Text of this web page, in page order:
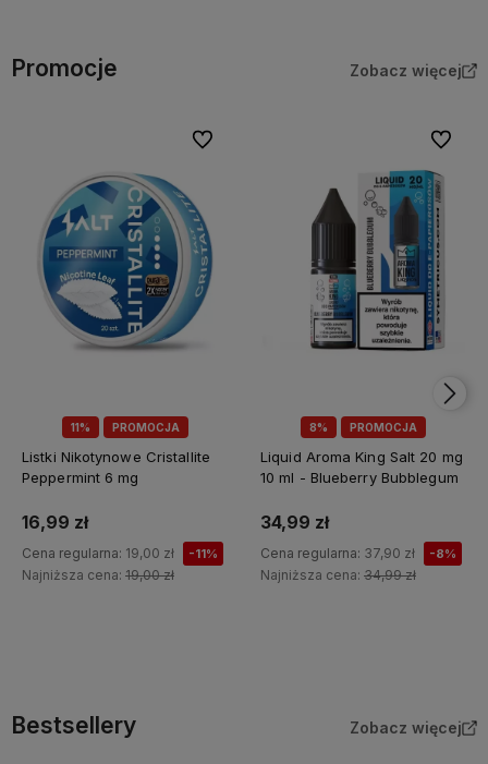
Promocje Zobacz więcej
11% PROMOCJA
Listki Nikotynowe Cristallite
Peppermint 6 mg
16,99 zł
Cena regularna: 19,00 zł -11%
Najniższa cena: 19,00 zł
Do ulubionych
8% PROMOCJA
Liquid Aroma King Salt 20 mg
10 ml - Blueberry Bubblegum
34,99 zł
Cena regularna: 37,90 zł -8%
Najniższa cena: 34,99 zł
Do
Bestsellery Zobacz więcej